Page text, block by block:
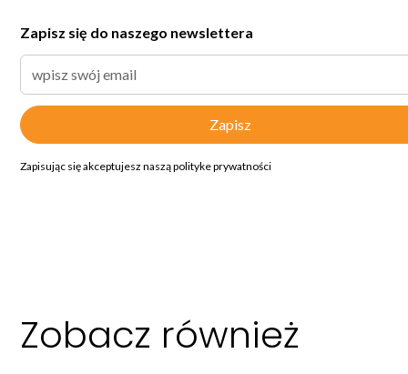
Zapisz się do naszego newslettera
Zapisując się akceptujesz naszą polityke prywatności
Zobacz również